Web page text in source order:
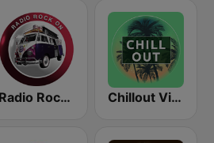
Radio Rock On Chillout Vibes